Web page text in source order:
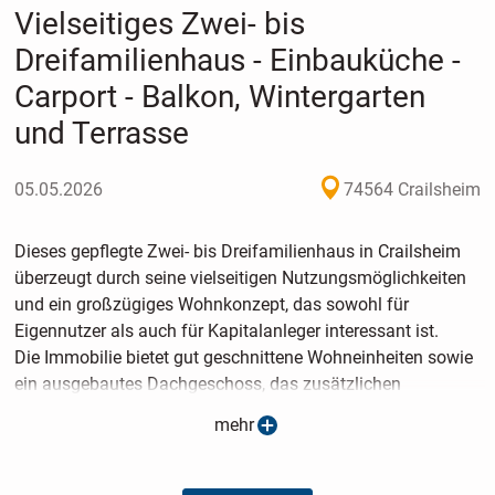
Vielseitiges Zwei- bis
Dreifamilienhaus - Einbauküche -
Carport - Balkon, Wintergarten
und Terrasse
05.05.2026 74564 Crailsheim
Dieses gepflegte Zwei- bis Dreifamilienhaus in Crailsheim
überzeugt durch seine vielseitigen Nutzungsmöglichkeiten
und ein großzügiges Wohnkonzept, das sowohl für
Eigennutzer als auch für Kapitalanleger interessant ist.
Die Immobilie bietet gut geschnittene Wohneinheiten sowie
ein ausgebautes Dachgeschoss, das zusätzlichen
Wohnraum und flexible Nutzungsmöglichkeiten eröffnet.
Ein besonderes Highlight ist der helle Wintergarten, der den
Grüne ermöglicht. Ergänzt wird das Raumangebot durch
mehr